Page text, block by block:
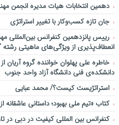
دهمین انتخابات هیات مدیره انجمن
جان تازه کسب‌وکار با تغییر استراتژی
رییس پانزدهمین کنفرانس بین‌المللی
انعطاف‌پذیری از ویژگی‌های ماهیتی
خاطره علی پهلوان خواننده گروه
دانشکده‌ی فنی دانشگاه آزاد واحد جنوب
استراتژیست کیست؟‬/ محمد عبایی
کتاب «تیم ملی بهبود؛ داستانی